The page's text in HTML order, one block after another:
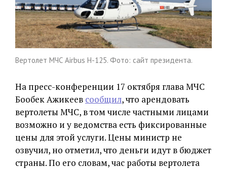
Вертолет МЧС Airbus H-125. Фото: сайт президента.
На пресс-конференции 17 октября глава МЧС
Бообек Ажикеев сообщил, что арендовать
вертолеты МЧС, в том числе частными лицами
возможно и у ведомства есть фиксированные
цены для этой услуги. Цены министр не
озвучил, но отметил, что деньги идут в бюджет
страны. По его словам, час работы вертолета